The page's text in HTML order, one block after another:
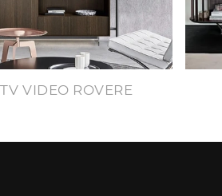
TV VIDEO ROVERE